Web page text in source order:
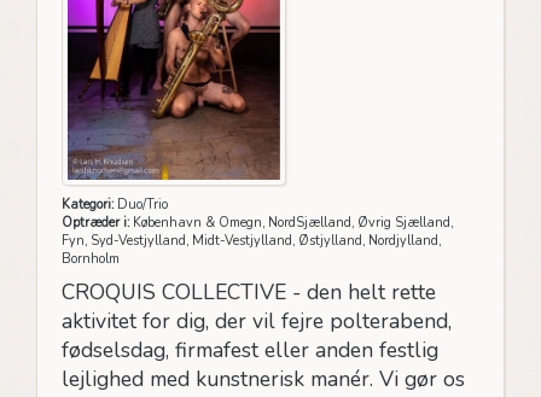
Kategori:Duo/Trio
Optræder i:København & Omegn, NordSjælland, Øvrig Sjælland,
Fyn, Syd-Vestjylland, Midt-Vestjylland, Østjylland, Nordjylland,
Bornholm
CROQUIS COLLECTIVE - den helt rette
aktivitet for dig, der vil fejre polterabend,
fødselsdag, firmafest eller anden festlig
lejlighed med kunstnerisk manér. Vi gør os